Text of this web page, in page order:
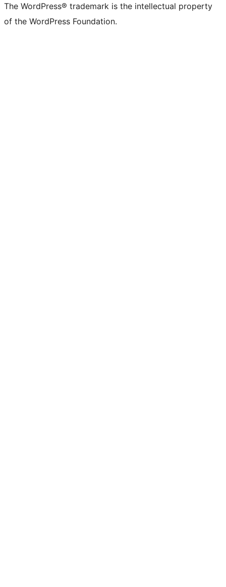
The WordPress® trademark is the intellectual property
of the WordPress Foundation.